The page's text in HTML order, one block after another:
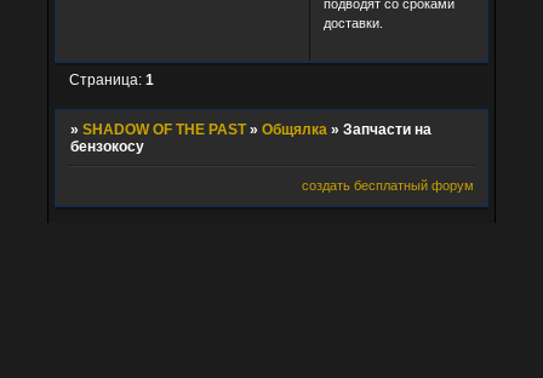
подводят со сроками
доставки.
Страница: 1
» SHADOW OF THE PAST » Общялка » Запчасти на
бензокосу
создать бесплатный форум